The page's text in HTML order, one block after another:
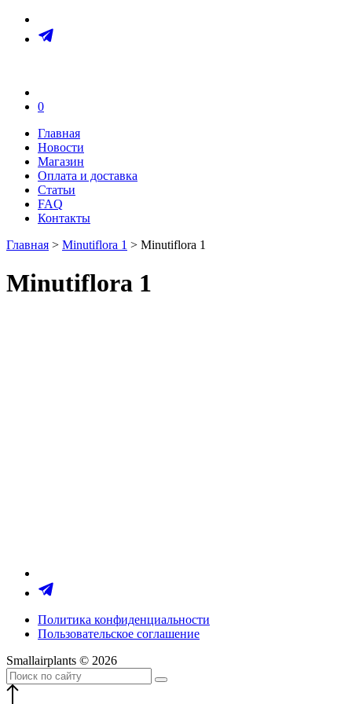
0
Главная
Новости
Магазин
Оплата и доставка
Статьи
FAQ
Контакты
Главная > Minutiflora 1 > Minutiflora 1
Minutiflora 1
Политика конфиденциальности
Пользовательское соглашение
Smallairplants © 2026